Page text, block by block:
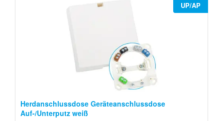
UP/AP
Herdanschlussdose Geräteanschlussdose
Auf-/Unterputz weiß